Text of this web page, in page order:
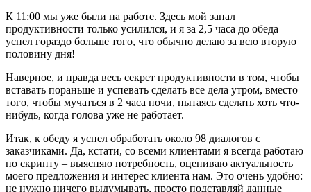
К 11:00 мы уже были на работе. Здесь мой запал
продуктивности только усилился, и я за 2,5 часа до обеда
успел гораздо больше того, что обычно делаю за всю вторую
половину дня!
Наверное, и правда весь секрет продуктивности в том, чтобы
вставать пораньше и успевать сделать все дела утром, вместо
того, чтобы мучаться в 2 часа ночи, пытаясь сделать хоть что-
нибудь, когда голова уже не работает.
Итак, к обеду я успел обработать около 98 диалогов с
заказчиками. Да, кстати, со всеми клиентами я всегда работаю
по скрипту – выясняю потребность, оцениваю актуальность
моего предложения и интерес клиента нам. Это очень удобно:
не нужно ничего выдумывать, просто подставляй данные